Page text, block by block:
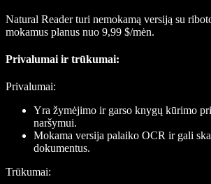
Natural Reader turi nemokamą versiją su
mokamus planus nuo 9,99 $/mėn.
Privalumai ir trūkumai:
Privalumai:
Yra žymėjimo ir garso knygų kūrimo
naršymui.
Mokama versija palaiko OCR ir gali
dokumentus.
Trūkumai: